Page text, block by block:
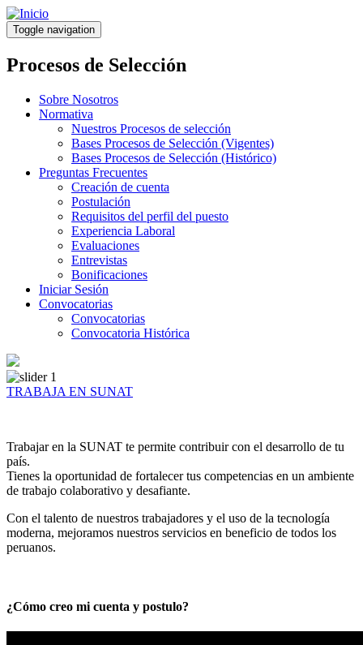
Pasar
al
contenido
principal
Toggle navigation
Procesos de Selección
Sobre Nosotros
Normativa
Nuestros Procesos de selección
Bases Procesos de Selección (Vigentes)
Bases Procesos de Selección (Histórico)
Preguntas Frecuentes
Creación de cuenta
Postulación
Requisitos del perfil del puesto
Experiencia Laboral
Evaluaciones
Entrevistas
Bonificaciones
Iniciar Sesión
Convocatorias
Convocatorias
Convocatoria Histórica
TRABAJA EN SUNAT
Trabajar en la SUNAT te permite contribuir con el desarrollo de tu
país.
Tienes la oportunidad de fortalecer tus competencias en un ambiente
de trabajo colaborativo y desafiante.
Con el talento de nuestros trabajadores y el uso de la tecnología
moderna, mejoramos nuestros servicios en beneficio de todos los
peruanos.
¿Cómo creo mi cuenta y postulo?